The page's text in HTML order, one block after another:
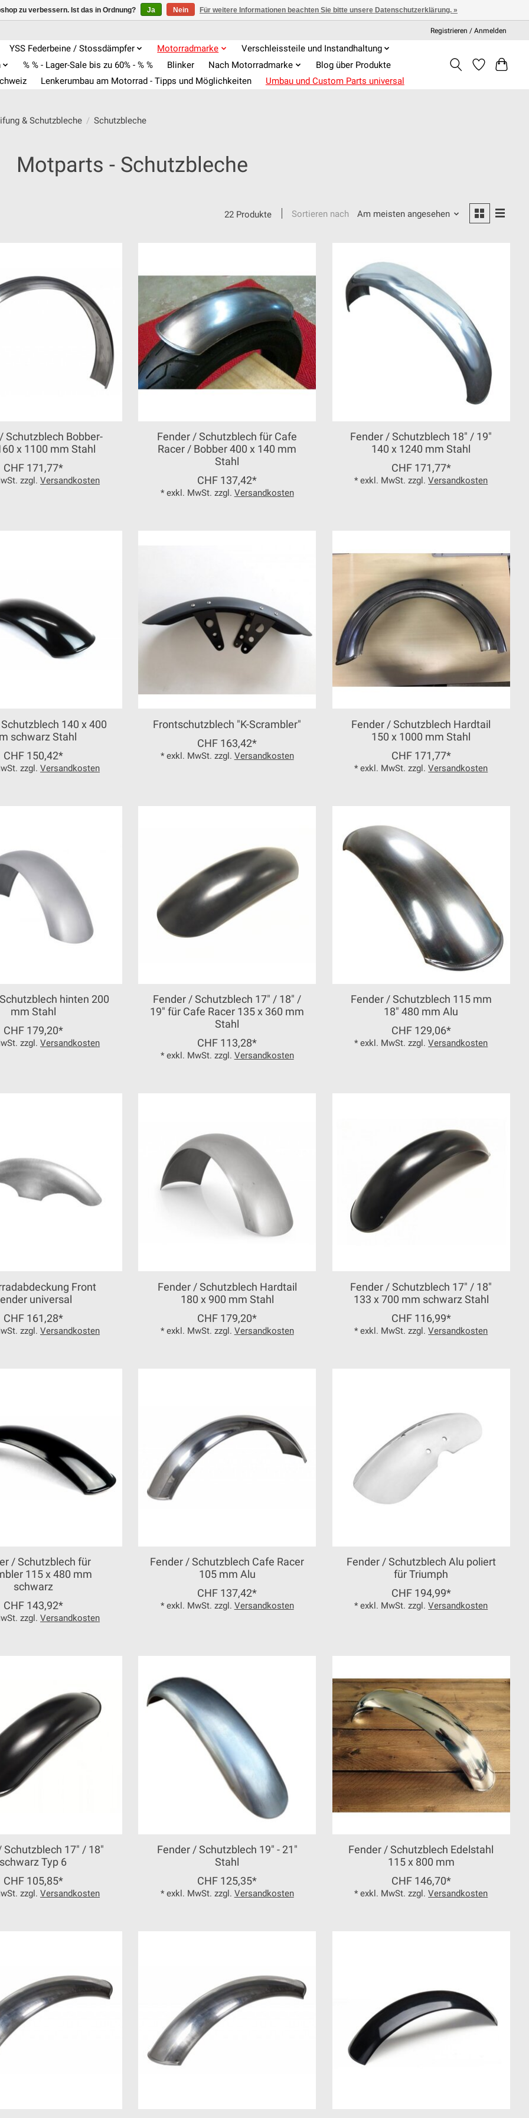
Registrieren / Anmelden
YSS Federbeine / Stossdämpfer Motorradmarke
Verschleissteile und Instandhaltung
% % - Lager-Sale bis zu 60% - % % Blinker Nach Motorradmarke
Blog über Produkte
Lenkerumbau am Motorrad - Tipps und Möglichkeiten Umbau und Custom Parts universal
& Schutzbleche / Schutzbleche
Motparts - Schutzbleche
22 Produkte Sortieren nach Am meisten angesehen
Schutzblech Bobber-
x 1100 mm Stahl
CHF 171,77*
zzgl.Versandkosten
Fender / Schutzblech für Cafe
Racer / Bobber 400 x 140 mm
Stahl
CHF 137,42*
* exkl. MwSt. zzgl. Versandkosten
Fender / Schutzblech 18" / 19"
140 x 1240 mm Stahl
CHF 171,77*
* exkl. MwSt. zzgl.Versandkosten
140 x 400
schwarz Stahl
CHF 150,42*
zzgl.Versandkosten
Frontschutzblech "K-Scrambler"
CHF 163,42*
* exkl. MwSt. zzgl. Versandkosten
Fender / Schutzblech Hardtail
150 x 1000 mm Stahl
CHF 171,77*
* exkl. MwSt. zzgl.Versandkosten
hinten 200
mm Stahl
CHF 179,20*
zzgl.Versandkosten
Fender / Schutzblech 17" / 18" /
19" für Cafe Racer 135 x 360 mm
Stahl
CHF 113,28*
* exkl. MwSt. zzgl. Versandkosten
Fender / Schutzblech 115 mm
18" 480 mm Alu
CHF 129,06*
* exkl. MwSt. zzgl.Versandkosten
Front
universal
CHF 161,28*
zzgl.Versandkosten
Fender / Schutzblech Hardtail
180 x 900 mm Stahl
CHF 179,20*
* exkl. MwSt. zzgl. Versandkosten
Fender / Schutzblech 17" / 18"
133 x 700 mm schwarz Stahl
CHF 116,99*
* exkl. MwSt. zzgl.Versandkosten
/ Schutzblech für
115 x 480 mm
schwarz
CHF 143,92*
zzgl.Versandkosten
Fender / Schutzblech Cafe Racer
105 mm Alu
CHF 137,42*
* exkl. MwSt. zzgl. Versandkosten
Fender / Schutzblech Alu poliert
für Triumph
CHF 194,99*
* exkl. MwSt. zzgl.Versandkosten
Schutzblech 17" / 18"
schwarz Typ 6
CHF 105,85*
zzgl.Versandkosten
Fender / Schutzblech 19" - 21"
Stahl
CHF 125,35*
* exkl. MwSt. zzgl. Versandkosten
Fender / Schutzblech Edelstahl
115 x 800 mm
CHF 146,70*
* exkl. MwSt. zzgl.Versandkosten
zu verbessern. Ist das in Ordnung? Ja Nein Für weitere Informationen beachten Sie bitte unsere Datenschutzerklärung. »